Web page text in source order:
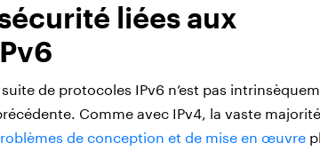
liées aux
de protocoles IPv6 n’est pas
Comme avec IPv4, la vaste majorité
de conception et de mise en œuvre